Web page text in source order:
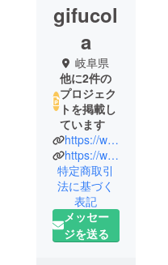
gifucol
a
岐阜県
他に2件の
プロジェク
トを掲載し
ています
https://www.gifucola.com/
https://www.instagram.com/gifucola/
特定商取引
法に基づく
表記
メッセー
ジを送る